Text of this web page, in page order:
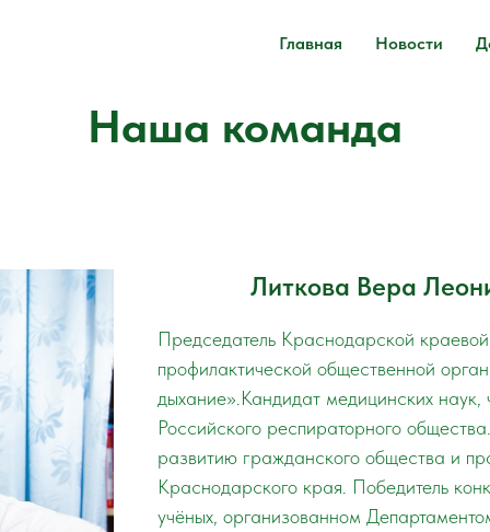
Главная Новости
Наша команда
Литкова Вера
Председатель Краснодарской
профилактической общественной
дыхание».Кандидат медицинских наук,
Российского респираторного
развитию гражданского общества и
Краснодарского края. Победитель
учёных, организованном